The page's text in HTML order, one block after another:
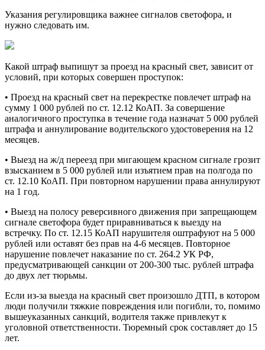
Указания регулировщика важнее сигналов светофора, и
нужно следовать им.
Какой штраф выпишут за проезд на красный свет, зависит от
условий, при которых совершен проступок:
• Проезд на красный свет на перекрестке повлечет штраф на
сумму 1 000 рублей по ст. 12.12 КоАП. За совершение
аналогичного проступка в течение года назначат 5 000 рублей
штрафа и аннулирование водительского удостоверения на 12
месяцев.
• Выезд на ж/д переезд при мигающем красном сигнале грозит
взысканием в 5 000 рублей или изъятием прав на полгода по
ст. 12.10 КоАП. При повторном нарушении права аннулируют
на 1 год.
• Выезд на полосу реверсивного движения при запрещающем
сигнале светофора будет приравниваться к выезду на
встречку. По ст. 12.15 КоАП нарушителя оштрафуют на 5 000
рублей или оставят без прав на 4-6 месяцев. Повторное
нарушение повлечет наказание по ст. 264.2 УК РФ,
предусматривающей санкции от 200-300 тыс. рублей штрафа
до двух лет тюрьмы.
Если из-за выезда на красный свет произошло ДТП, в котором
люди получили тяжкие повреждения или погибли, то, помимо
вышеуказанных санкций, водителя также привлекут к
уголовной ответственности. Тюремный срок составляет до 15
лет.